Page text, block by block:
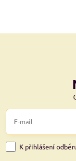
K přihlášení